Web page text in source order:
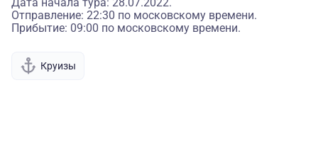
Отправление: 22:30 по московскому времени.
Прибытие: 09:00 по московскому времени.
Круизы